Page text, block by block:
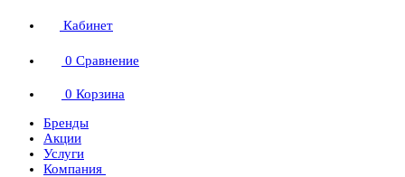
Кабинет
0 Сравнение
0 Корзина
Бренды
Акции
Услуги
Компания